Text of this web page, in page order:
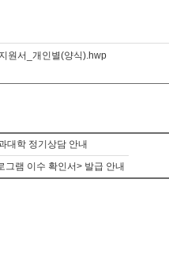
원서_개인별(양식).hwp
대학 정기상담 안내
그램 이수 확인서> 발급 안내